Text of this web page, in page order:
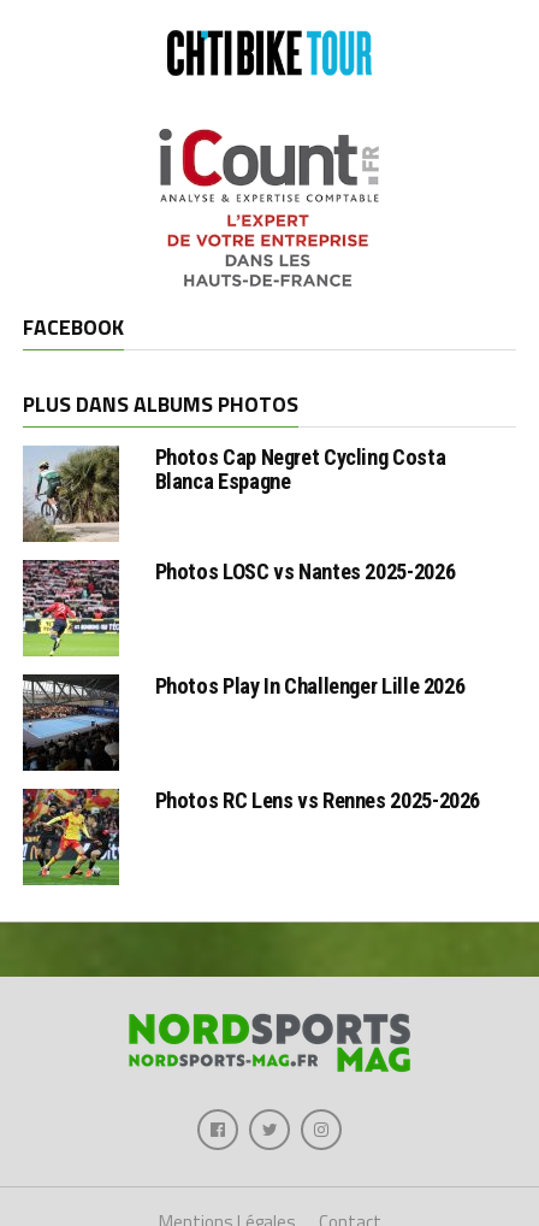
FACEBOOK
PLUS DANS ALBUMS PHOTOS
Photos Cap Negret Cycling Costa
Blanca Espagne
Photos LOSC vs Nantes 2025-2026
Photos Play In Challenger Lille 2026
Photos RC Lens vs Rennes 2025-2026